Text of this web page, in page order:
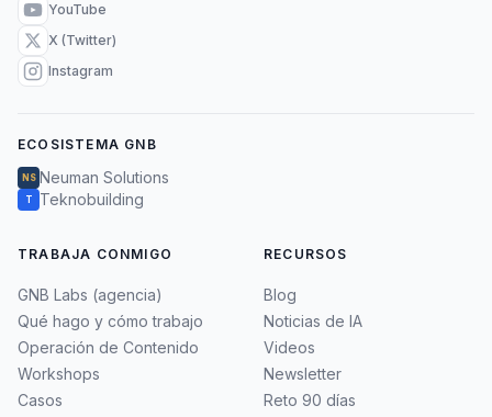
YouTube
X (Twitter)
Instagram
ECOSISTEMA GNB
NS Neuman Solutions
T Teknobuilding
TRABAJA CONMIGO
GNB Labs (agencia)
Qué hago y cómo trabajo
Operación de Contenido
Workshops
Casos
RECURSOS
Blog
Noticias de IA
Videos
Newsletter
Reto 90 días